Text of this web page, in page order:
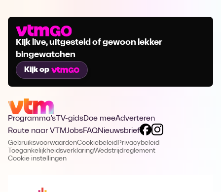
Kijk live, uitgesteld of gewoon lekker
bingewatchen
Kijk op
Programma's TV-gidsDoe meeAdverteren
Route naar VTMJobsFAQNieuwsbrief
GebruiksvoorwaardenCookiebeleid Privacybeleid
ToegankelijkheidsverklaringWedstrijdreglement
Cookie instellingen